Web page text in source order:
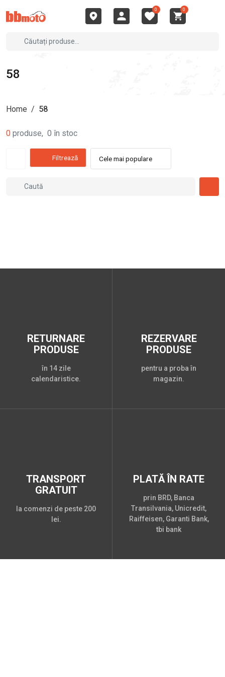
0 0
58
Home / 58
0 produse, 0 în stoc
Filtrează Cele mai populare
RETURNARE
PRODUSE
în 14 zile
calendaristice.
REZERVARE
PRODUSE
pentru a proba în
magazin.
TRANSPORT
GRATUIT
la comenzi de peste 200
lei.
PLATĂ ÎN RATE
prin BRD, Banca
Transilvania, Unicredit,
Raiffeisen, Garanti Bank,
tbi bank